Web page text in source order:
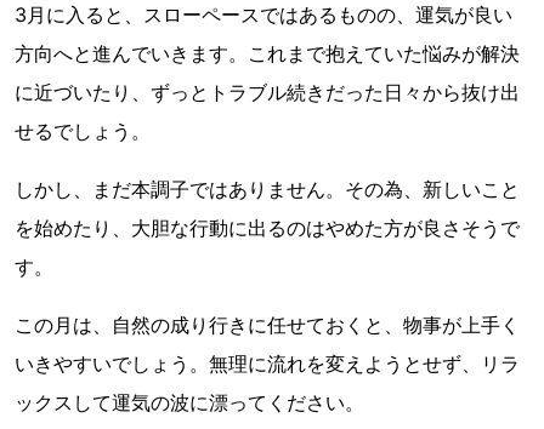
3月に入ると、スローペースではあるものの、運気が良い
方向へと進んでいきます。これまで抱えていた悩みが解決
に近づいたり、ずっとトラブル続きだった日々から抜け出
せるでしょう。
しかし、まだ本調子ではありません。その為、新しいこと
を始めたり、大胆な行動に出るのはやめた方が良さそうで
す。
この月は、自然の成り行きに任せておくと、物事が上手く
いきやすいでしょう。無理に流れを変えようとせず、リラ
ックスして運気の波に漂ってください。